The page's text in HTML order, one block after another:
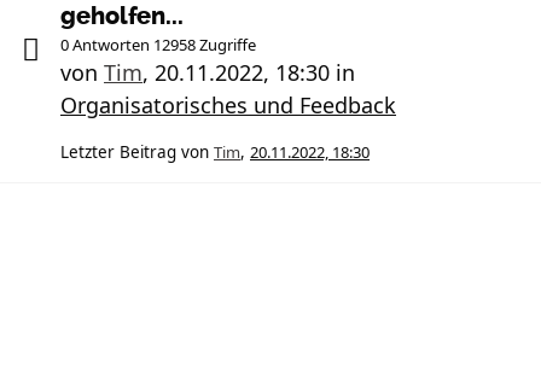
geholfen...
0 Antworten 12958 Zugriffe
von Tim, 20.11.2022, 18:30 in
Organisatorisches und Feedback
Letzter Beitrag von Tim, 20.11.2022, 18:30